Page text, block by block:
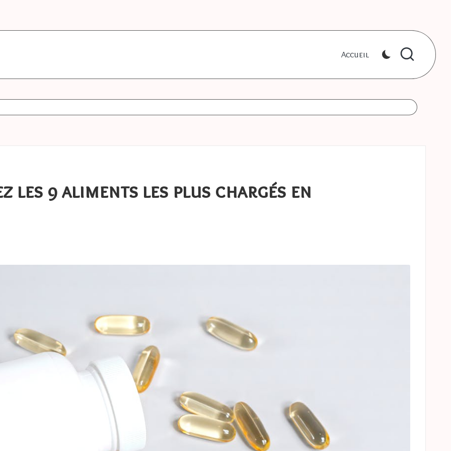
Accueil
les 9 aliments les plus chargés en